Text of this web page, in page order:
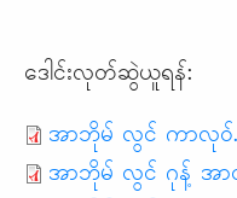
ဒေါင်းလုတ်ဆွဲယူရန်:
အာဘိုမ် လွင် ကာလုဝ်
အာဘိုမ် လွင် ဂုန့် အာ